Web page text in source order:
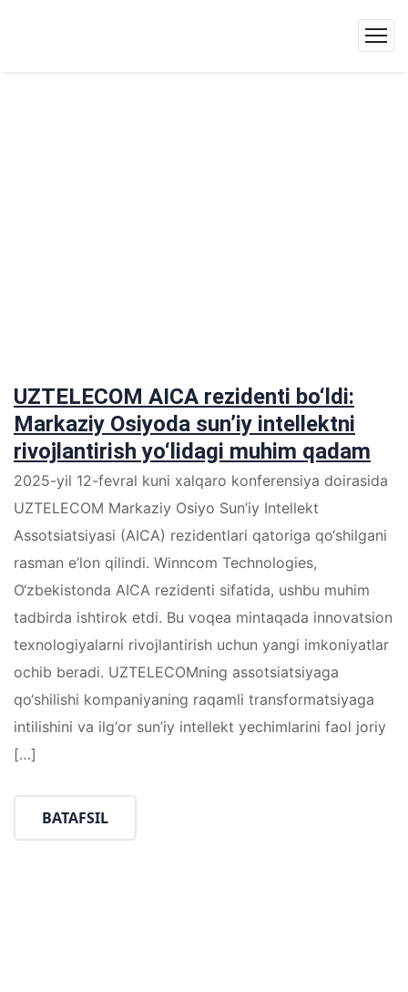
UZTELECOM AICA rezidenti bo‘ldi:
Markaziy Osiyoda sun’iy intellektni
rivojlantirish yo‘lidagi muhim qadam
2025-yil 12-fevral kuni xalqaro konferensiya doirasida
UZTELECOM Markaziy Osiyo Sun’iy Intellekt
Assotsiatsiyasi (AICA) rezidentlari qatoriga qo‘shilgani
rasman e’lon qilindi. Winncom Technologies,
O‘zbekistonda AICA rezidenti sifatida, ushbu muhim
tadbirda ishtirok etdi. Bu voqea mintaqada innovatsion
texnologiyalarni rivojlantirish uchun yangi imkoniyatlar
ochib beradi. UZTELECOMning assotsiatsiyaga
qo‘shilishi kompaniyaning raqamli transformatsiyaga
intilishini va ilg‘or sun’iy intellekt yechimlarini faol joriy
[…]
BATAFSIL